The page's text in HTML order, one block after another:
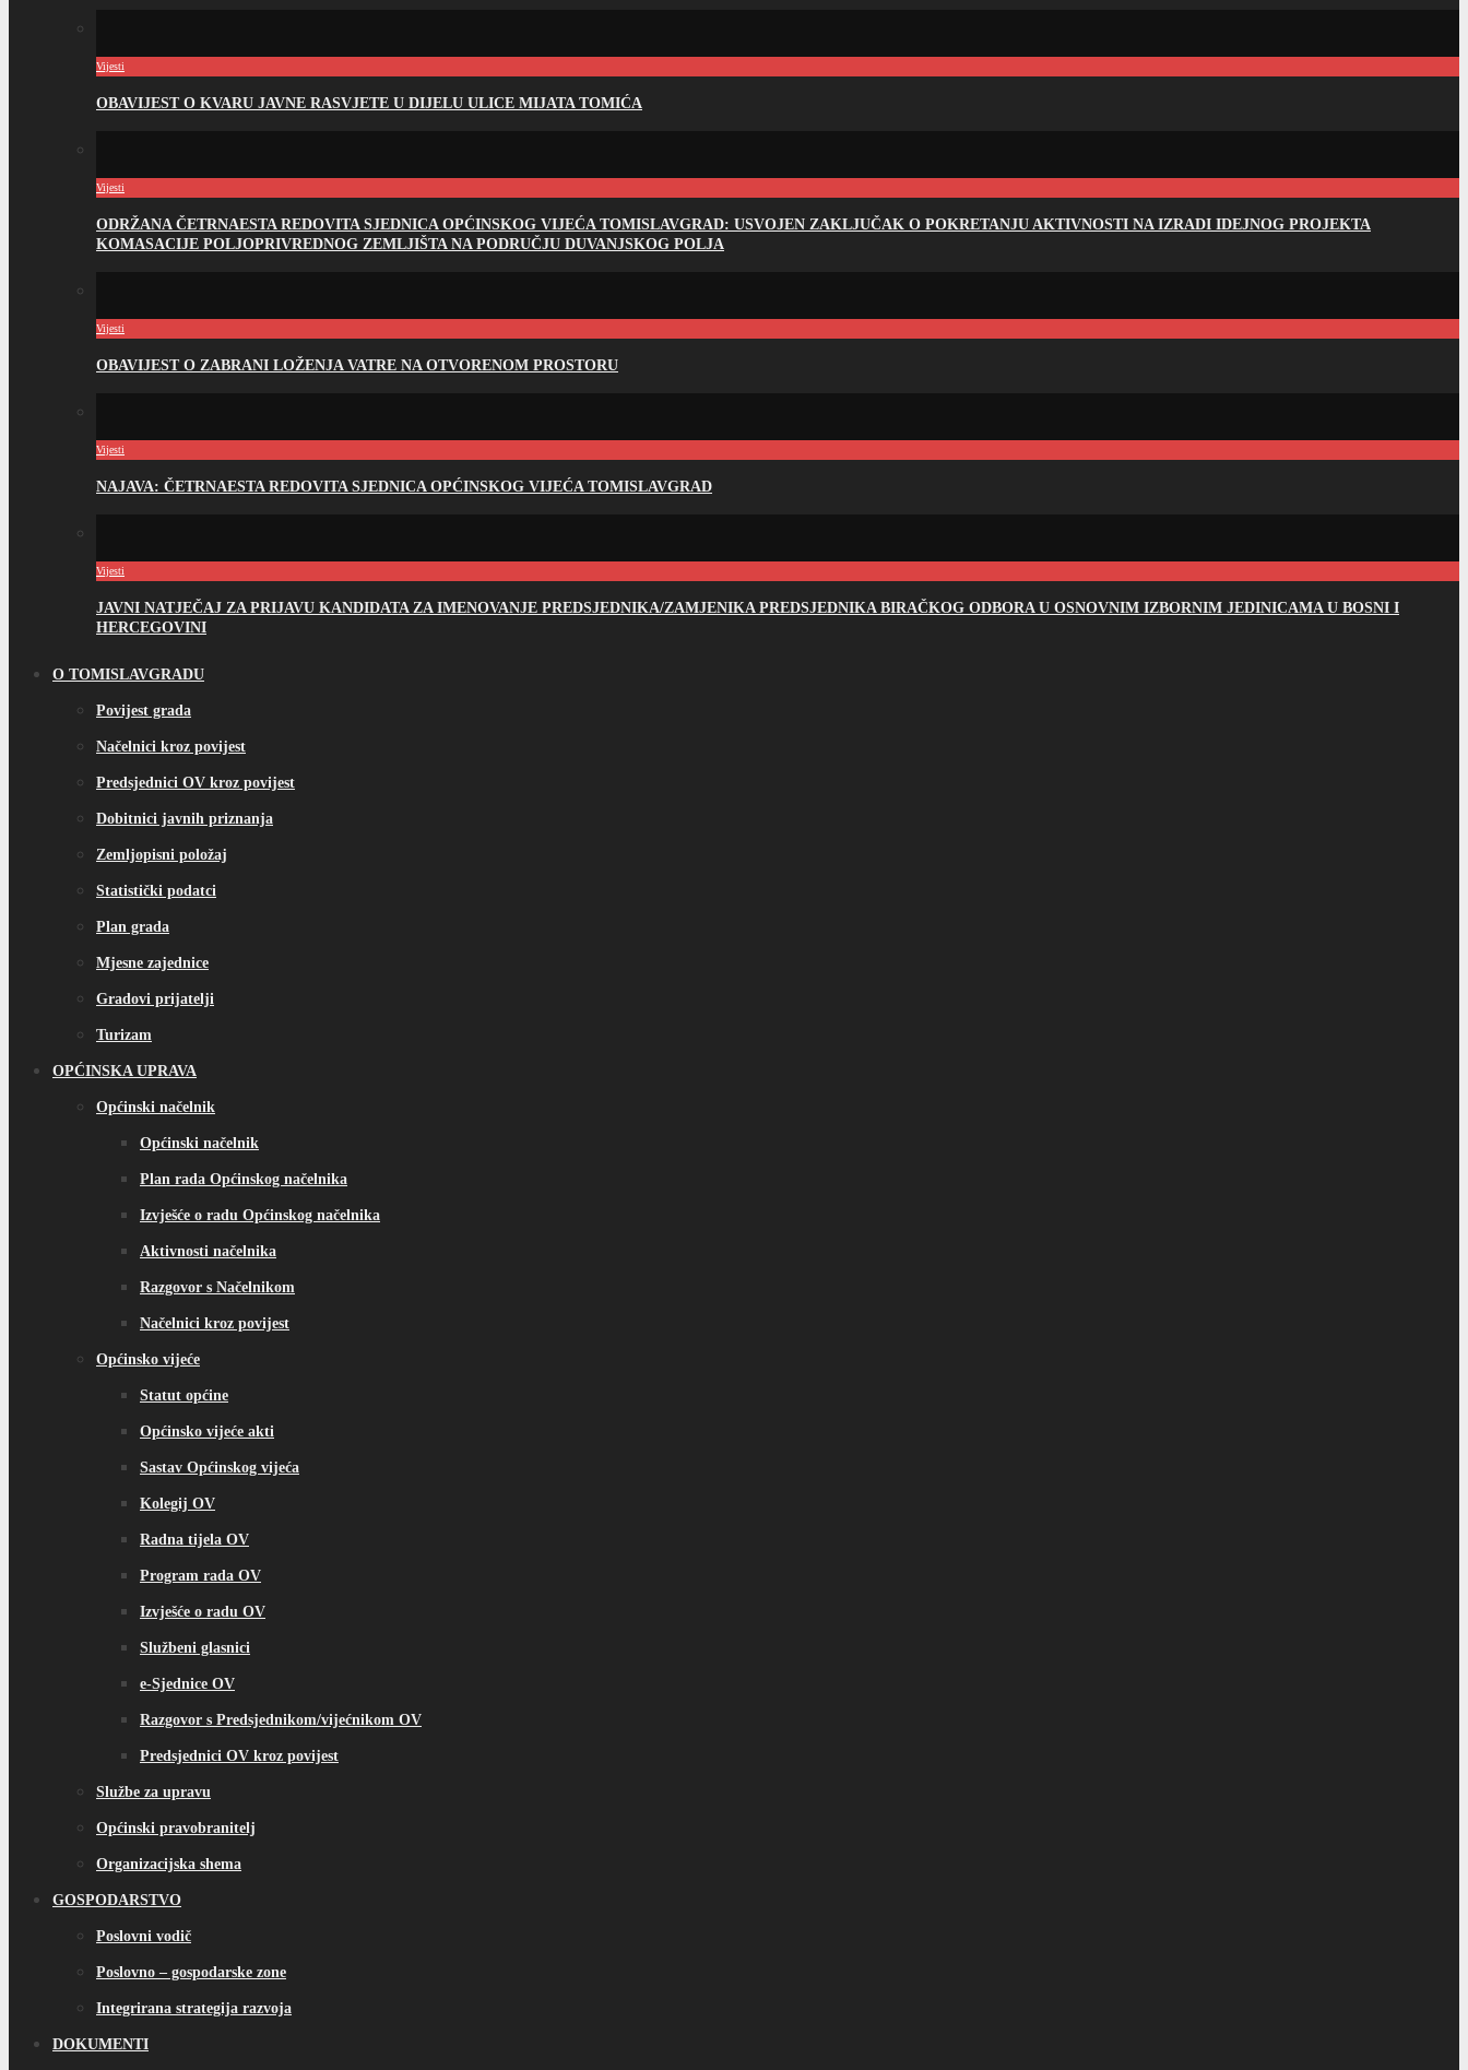
Vijesti
OBAVIJEST O KVARU JAVNE RASVJETE U DIJELU ULICE MIJATA TOMIĆA
Vijesti
ODRŽANA ČETRNAESTA REDOVITA SJEDNICA OPĆINSKOG VIJEĆA TOMISLAVGRAD: USVOJEN ZAKLJUČAK O POKRETANJU AKTIVNOSTI NA IZRADI IDEJNOG PROJEKTA
KOMASACIJE POLJOPRIVREDNOG ZEMLJIŠTA NA PODRUČJU DUVANJSKOG POLJA
Vijesti
OBAVIJEST O ZABRANI LOŽENJA VATRE NA OTVORENOM PROSTORU
Vijesti
NAJAVA: ČETRNAESTA REDOVITA SJEDNICA OPĆINSKOG VIJEĆA TOMISLAVGRAD
Vijesti
JAVNI NATJEČAJ ZA PRIJAVU KANDIDATA ZA IMENOVANJE PREDSJEDNIKA/ZAMJENIKA PREDSJEDNIKA BIRAČKOG ODBORA U OSNOVNIM IZBORNIM JEDINICAMA U BOSNI I
HERCEGOVINI
O TOMISLAVGRADU
Povijest grada
Načelnici kroz povijest
Predsjednici OV kroz povijest
Dobitnici javnih priznanja
Zemljopisni položaj
Statistički podatci
Plan grada
Mjesne zajednice
Gradovi prijatelji
Turizam
OPĆINSKA UPRAVA
Općinski načelnik
Općinski načelnik
Plan rada Općinskog načelnika
Izvješće o radu Općinskog načelnika
Aktivnosti načelnika
Razgovor s Načelnikom
Načelnici kroz povijest
Općinsko vijeće
Statut općine
Općinsko vijeće akti
Sastav Općinskog vijeća
Kolegij OV
Radna tijela OV
Program rada OV
Izvješće o radu OV
Službeni glasnici
e-Sjednice OV
Razgovor s Predsjednikom/vijećnikom OV
Predsjednici OV kroz povijest
Službe za upravu
Općinski pravobranitelj
Organizacijska shema
GOSPODARSTVO
Poslovni vodič
Poslovno – gospodarske zone
Integrirana strategija razvoja
DOKUMENTI